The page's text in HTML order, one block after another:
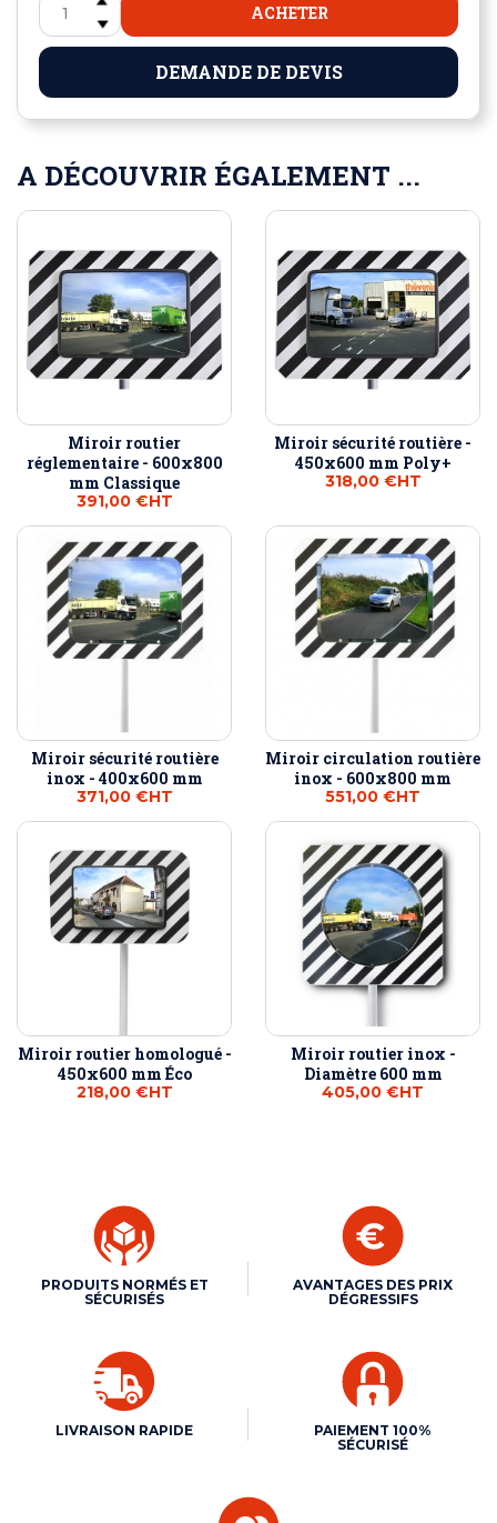
ACHETER
DEMANDE DE DEVIS
A DÉCOUVRIR ÉGALEMENT ...
Miroir routier
réglementaire - 600x800
mm Classique
391,00 €HT
Miroir sécurité routière -
450x600 mm Poly+
318,00 €HT
Miroir sécurité routière
inox - 400x600 mm
371,00 €HT
Miroir circulation routière
inox - 600x800 mm
551,00 €HT
Miroir routier homologué -
450x600 mm Éco
218,00 €HT
Miroir routier inox -
Diamètre 600 mm
405,00 €HT
PRODUITS NORMÉS ET
SÉCURISÉS
AVANTAGES DES PRIX
DÉGRESSIFS
LIVRAISON RAPIDE
PAIEMENT 100%
SÉCURISÉ